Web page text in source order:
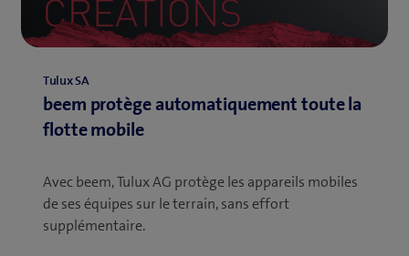
Tulux SA
beem protège automatiquement toute la
flotte mobile
Avec beem, Tulux AG protège les appareils mobiles
de ses équipes sur le terrain, sans effort
supplémentaire.